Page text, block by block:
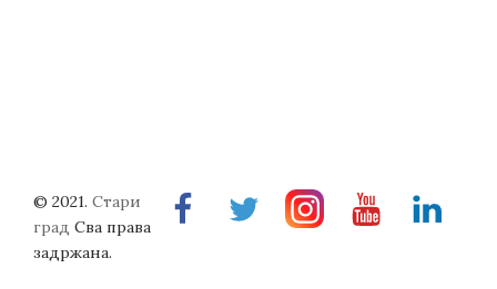
FacebookTwitterInstragramYoutubeLinkedin
© 2021. Стари
град Сва права
задржана.